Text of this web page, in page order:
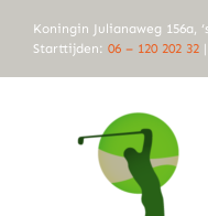
naar
Koningin Julianaweg 156a,
Starttijden: 06 – 120 202 32 |